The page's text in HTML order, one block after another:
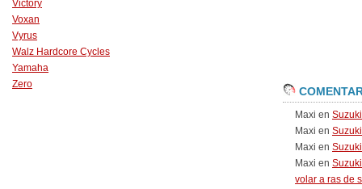
Victory
Voxan
Vyrus
Walz Hardcore Cycles
Yamaha
Zero
Maxi en
Maxi en
Maxi en
Maxi en
volar a ras de